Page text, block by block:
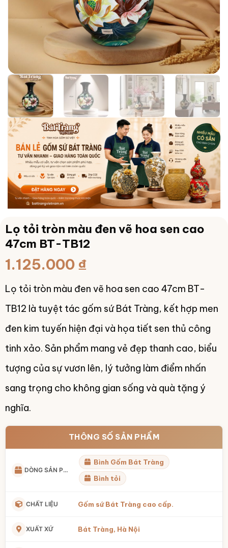
Lọ tỏi tròn màu đen vẽ hoa sen cao
47cm BT-TB12
1.125.000 ₫
Lọ tỏi tròn màu đen vẽ hoa sen cao 47cm BT-
TB12 là tuyệt tác gốm sứ Bát Tràng, kết hợp men
đen kim tuyến hiện đại và họa tiết sen thủ công
tinh xảo. Sản phẩm mang vẻ đẹp thanh cao, biểu
tượng của sự vươn lên, lý tưởng làm điểm nhấn
sang trọng cho không gian sống và quà tặng ý
nghĩa.
THÔNG SỐ SẢN PHẨM
DÒNG SẢN PHẨM
Bình Gốm Bát Tràng
Bình tỏi
CHẤT LIỆU Gốm sứ Bát Tràng cao cấp.
XUẤT XỨ Bát Tràng, Hà Nội